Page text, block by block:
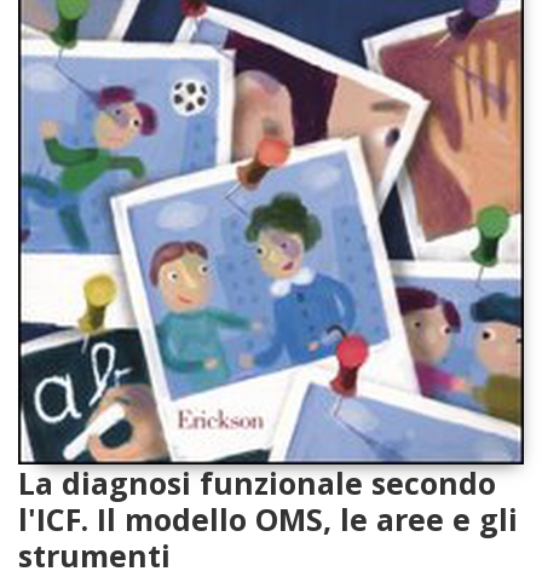
La diagnosi funzionale secondo
l'ICF. Il modello OMS, le aree e gli
strumenti